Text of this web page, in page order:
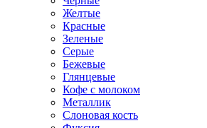
Желтые
Красные
Зеленые
Серые
Бежевые
Глянцевые
Кофе с молоком
Металлик
Слоновая кость